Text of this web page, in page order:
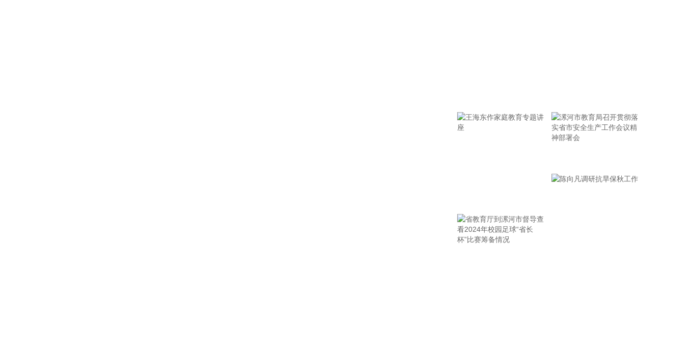
可靠的优势，可实现对乙基麦芽酚的精准定性与定量
检测。 下一步，市场监管部门将强化方法应用，严厉
打击食用植物油非法添加、掺杂掺假违法行为，倒逼
国出口机电产品11.12万亿元，增长21.2%，占我国
整体出口的63.8%，比去年同期提升了3.8个百分点。
其中：电动汽车、锂电池、风力发电机组等绿色低碳
座
实省市安全生产工作会议